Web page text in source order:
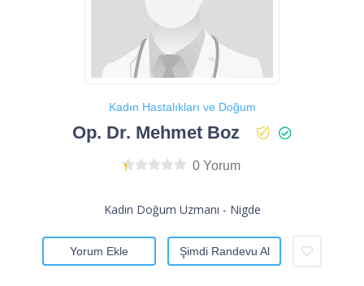
Kadın Hastalıkları ve Doğum
Op. Dr. Mehmet Boz
0 Yorum
Kadın Doğum Uzmanı - Nigde
Yorum Ekle Şimdi Randevu Al